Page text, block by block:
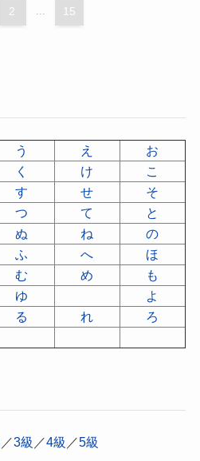
2 15
う え
お
く け
こ
す せ
そ
つ て
と
ぬ ね
の
ふ へ
ほ
む め
も
ゆ
よ
る れ
ろ
／3級 ／4級 ／5級